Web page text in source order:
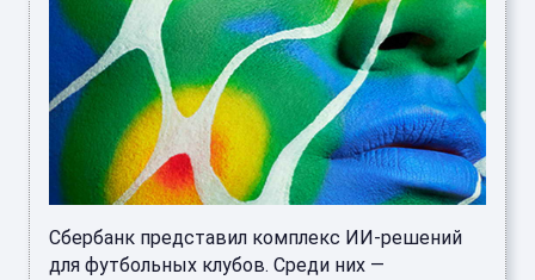
Сбербанк представил комплекс ИИ-решений
для футбольных клубов. Среди них —